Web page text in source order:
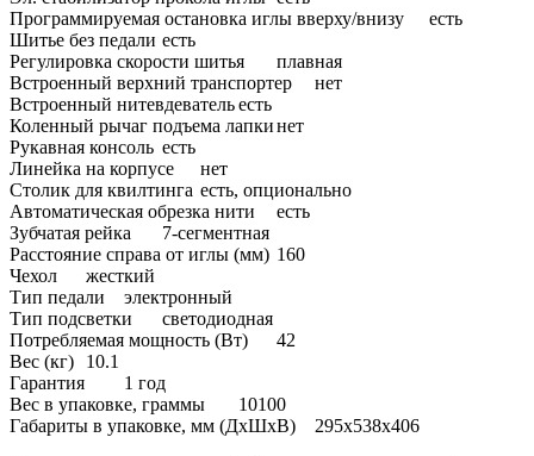
Программируемая остановка иглы вверху/внизу
есть
Шитье без педали есть
Регулировка скорости шитья
плавная
Встроенный верхний транспортер
нет
Встроенный нитевдевательесть
Коленный рычаг подъема лапкинет
Рукавная консоль есть
Линейка на корпусе
нет
Столик для квилтинга есть, опционально
Автоматическая обрезка нити
есть
Зубчатая рейка
7-сегментная
Расстояние справа от иглы (мм) 160
Чехол
жесткий
Тип педали
электронный
Тип подсветки
светодиодная
Потребляемая мощность (Вт)
42
Вес (кг)
10.1
Гарантия
1 год
Вес в упаковке, граммы
10100
Габариты в упаковке, мм (ДхШхВ)
295x538x406